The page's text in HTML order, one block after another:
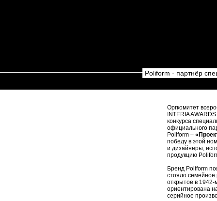
Poliform - партнёр
Оргкомитет
INTERIA
конкурса
официального
Poliform –
победу в этой
и дизайнеры,
продукцию
Бренд Poliform
стояло
открытое в
ориентирована
серийное